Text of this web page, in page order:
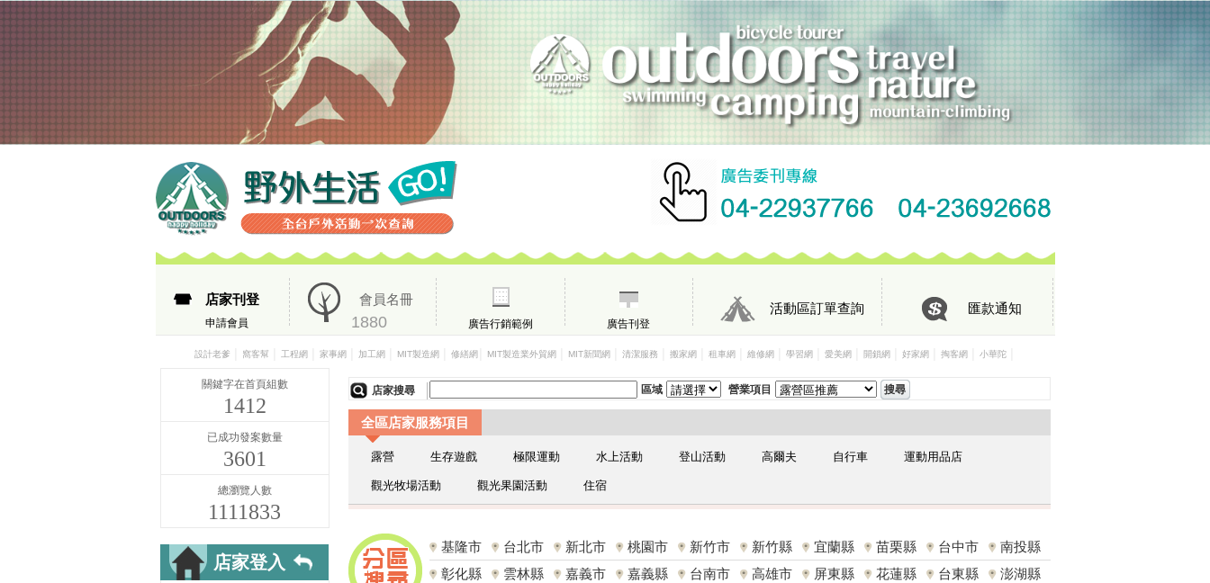
店家刊登
申請會員
會員名冊
1880 廣告行銷範例 廣告刊登
活動區訂單查詢 匯款通知
設計老爹 窩客幫 工程網 家事網 加工網 MIT製造網 修繕網 MIT製造業外貿網 MIT新聞網 清潔服務 搬家網 租車網 維修網 學習網 愛美網 開鎖網 好家網 掏客網 小華陀
關鍵字在首頁組數
1412
已成功發案數量
3601
總瀏覽人數
1111833
店家登入
店家搜尋 區域 營業項目
全區店家服務項目
露營 生存遊戲 極限運動 水上活動 登山活動 高爾夫 自行車 運動用品店
觀光牧場活動 觀光果園活動 住宿
基隆市 台北市 新北市 桃園市 新竹市 新竹縣 宜蘭縣 苗栗縣 台中市
南投縣
彰化縣
雲林縣 嘉義市 嘉義縣 台南市 高雄市 屏東縣 花蓮縣 台東縣
澎湖縣